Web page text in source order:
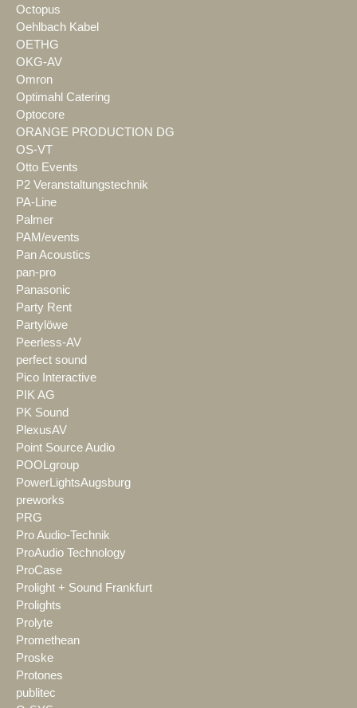
Octopus
Oehlbach Kabel
OETHG
OKG-AV
Omron
Optimahl Catering
Optocore
ORANGE PRODUCTION DG
OS-VT
Otto Events
P2 Veranstaltungstechnik
PA-Line
Palmer
PAM/events
Pan Acoustics
pan-pro
Panasonic
Party Rent
Partylöwe
Peerless-AV
perfect sound
Pico Interactive
PIK AG
PK Sound
PlexusAV
Point Source Audio
POOLgroup
PowerLightsAugsburg
preworks
PRG
Pro Audio-Technik
ProAudio Technology
ProCase
Prolight + Sound Frankfurt
Prolights
Prolyte
Promethean
Proske
Protones
publitec